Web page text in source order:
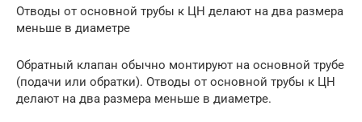
Отводы от основной трубы к ЦН делают на два размера
меньше в диаметре
Обратный клапан обычно монтируют на основной трубе
(подачи или обратки). Отводы от основной трубы к ЦН
делают на два размера меньше в диаметре.